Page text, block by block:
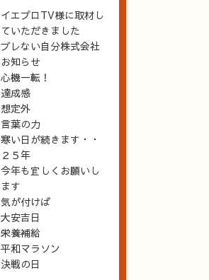
イエプロTV様に取材し
ていただきました
ブレない自分株式会社
お知らせ
心機一転！
達成感
想定外
言葉の力
寒い日が続きます・・
２５年
今年も宜しくお願いし
ます
気が付けば
大安吉日
栄養補給
平和マラソン
決戦の日